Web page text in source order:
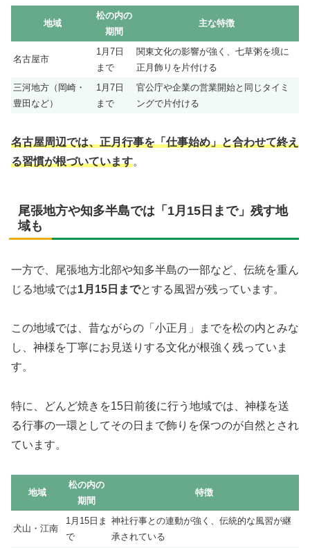
地域
松の内の
期間
主な特徴
名古屋市
1月7日
まで
関東文化の影響が強く、七草粥を境に
正月飾りを片付ける
三河地方（岡崎・
豊田など）
1月7日
まで
官公庁や企業の営業開始と同じタイミ
ングで片付ける
名古屋周辺では、正月行事を「仕事始め」と合わせて終え
る習慣が根づいています。
尾張地方や知多半島では「1月15日まで」残す地
域も
一方で、尾張地方北部や知多半島の一部など、伝統を重ん
じる地域では1月15日までとする風習が残っています。
この地域では、昔ながらの「小正月」までを松の内とみな
し、神様を丁寧にお見送りする文化が根強く残っていま
す。
特に、どんど焼きを15日前後に行う地域では、神様を送
る行事の一環としてその日まで飾りを保つのが自然とされ
ています。
地域
松の内の
期間
特徴
犬山・江南
1月15日ま
で
神社行事との連動が強く、伝統的な風習が継
承されている